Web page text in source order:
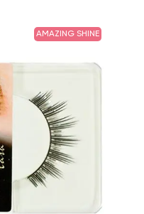
AMAZING SHINE